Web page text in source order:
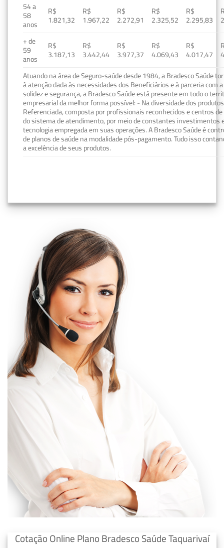
54 a
58
anos
R$
1.821,32
R$
1.967,22
R$
2.272,91
R$
2.325,52
R$
2.295,83
+ de
59
anos
R$
3.187,13
R$
3.442,44
R$
3.977,37
R$
4.069,43
R$
4.017,47
Atuando na área de Seguro-saúde desde 1984, a Bradesco Saúde
à atenção dada às necessidades dos Beneficiários e à parceria com
solidez e segurança, a Bradesco Saúde está presente em todo o
empresarial da melhor forma possível: - Na diversidade dos
Referenciada, composta por profissionais reconhecidos e centros
do sistema de atendimento, por meio de constantes investimentos
tecnologia empregada em suas operações. A Bradesco Saúde é
de planos de saúde na modalidade pós-pagamento. Tudo isso
a excelência de seus produtos.
Cotação Online Plano Bradesco Saúde Taquarivaí